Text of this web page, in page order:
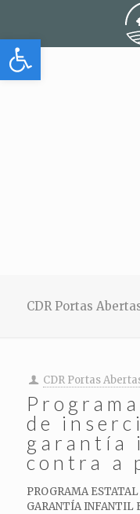
Abrir barra de
CDR Portas
CDR Portas
de
garantía
contra a
PROGRAMA
GARANTÍA INFANTIL